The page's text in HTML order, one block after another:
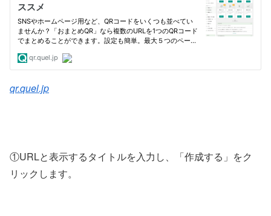
qr.quel.jp
①URLと表示するタイトルを入力し、「作成する」をク
リックします。